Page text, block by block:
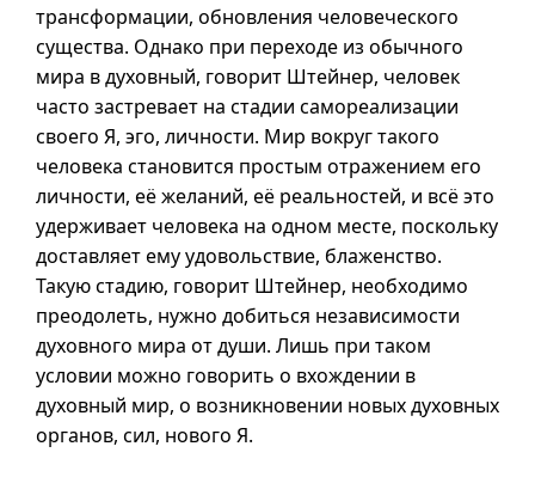
трансформации, обновления человеческого
существа. Однако при переходе из обычного
мира в духовный, говорит Штейнер, человек
часто застревает на стадии самореализации
своего Я, эго, личности. Мир вокруг такого
человека становится простым отражением его
личности, её желаний, её реальностей, и всё это
удерживает человека на одном месте, поскольку
доставляет ему удовольствие, блаженство.
Такую стадию, говорит Штейнер, необходимо
преодолеть, нужно добиться независимости
духовного мира от души. Лишь при таком
условии можно говорить о вхождении в
духовный мир, о возникновении новых духовных
органов, сил, нового Я.